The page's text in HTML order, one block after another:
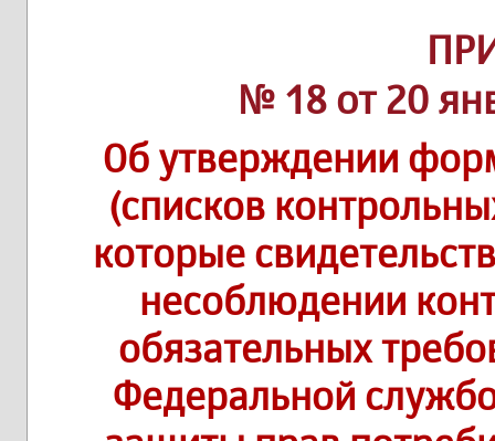
№ 18 от 20
Об утверждении
(списков
которые
несоблюдении
обязательных
Федеральной